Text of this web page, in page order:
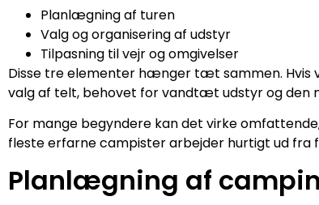
Planlægning af turen
Valg og organisering af udstyr
Tilpasning til vejr og omgivelser
Disse tre elementer hænger tæt sammen. Hvis
valg af telt, behovet for vandtæt udstyr og den
For mange begyndere kan det virke
fleste erfarne campister arbejder hurtigt ud fra
Planlægning af